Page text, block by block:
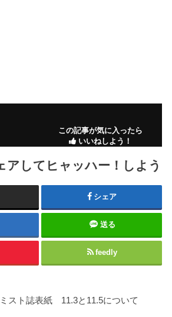
この記事が気に入ったら
いいねしよう！
アしてヒャッハー！しよう
シェア
送る
feedly
スト誌表紙 11.3と11.5について